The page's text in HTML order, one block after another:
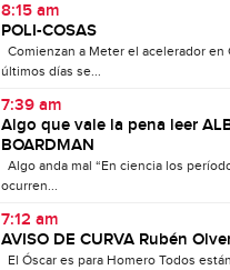
8:15 am
POLI-COSAS
Comienzan a Meter el acelerador en
últimos días se...
7:39 am
Algo que vale la pena leer
BOARDMAN
Algo anda mal “En ciencia los
ocurren...
7:12 am
AVISO DE CURVA Rubén
El Óscar es para Homero Todos